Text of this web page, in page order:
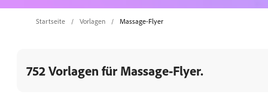
Startseite Vorlagen Massage-Flyer
752 Vorlagen für Massage-Flyer.